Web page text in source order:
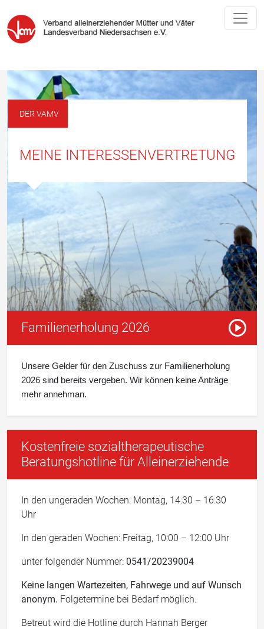
DER VAMV
MEINE INTERESSENVERTRETUNG
Familienerholung 2026
Unsere Gelder für den Zuschuss zur Familienerholung
2026 sind bereits vergeben. Wir können keine Anträge
mehr annehman.
Kostenfreie sozialtherapeutische
Beratungshotline für Alleinerziehende
In den ungeraden Wochen: Montag, 14:30 – 16:30
Uhr
In den geraden Wochen: Freitag, 10:00 – 12:00 Uhr
unter folgender Nummer: 0541/20239004
Keine langen Wartezeiten, Fahrwege und auf Wunsch
anonym. Folgetermine bei Bedarf möglich.
Betreut wird die Hotline durch Hannah Berger